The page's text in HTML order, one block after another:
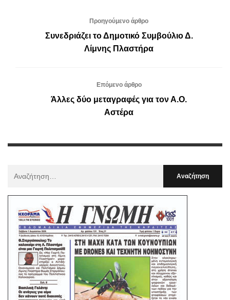
Προηγούμενο άρθρο
Συνεδριάζει το Δημοτικό Συμβούλιο Δ.
Λίμνης Πλαστήρα
Επόμενο άρθρο
Άλλες δύο μεταγραφές για τον Α.Ο.
Αστέρα
: